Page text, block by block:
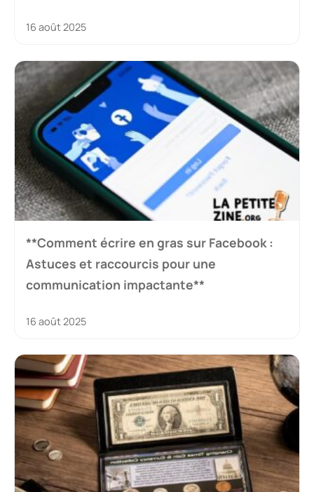
16 août 2025
**Comment écrire en gras sur Facebook :
Astuces et raccourcis pour une
communication impactante**
16 août 2025